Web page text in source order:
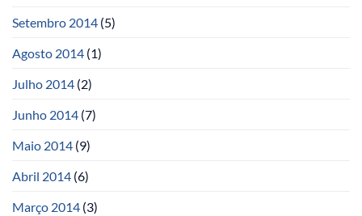
Setembro 2014 (5)
Agosto 2014 (1)
Julho 2014 (2)
Junho 2014 (7)
Maio 2014 (9)
Abril 2014 (6)
Março 2014 (3)